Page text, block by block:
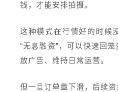
钱，才能安排拍摄。
这种模式在行情好的时候
“无息融资”，可以快速回
放广告、维持日常运营。
但一旦订单量下滑，后续